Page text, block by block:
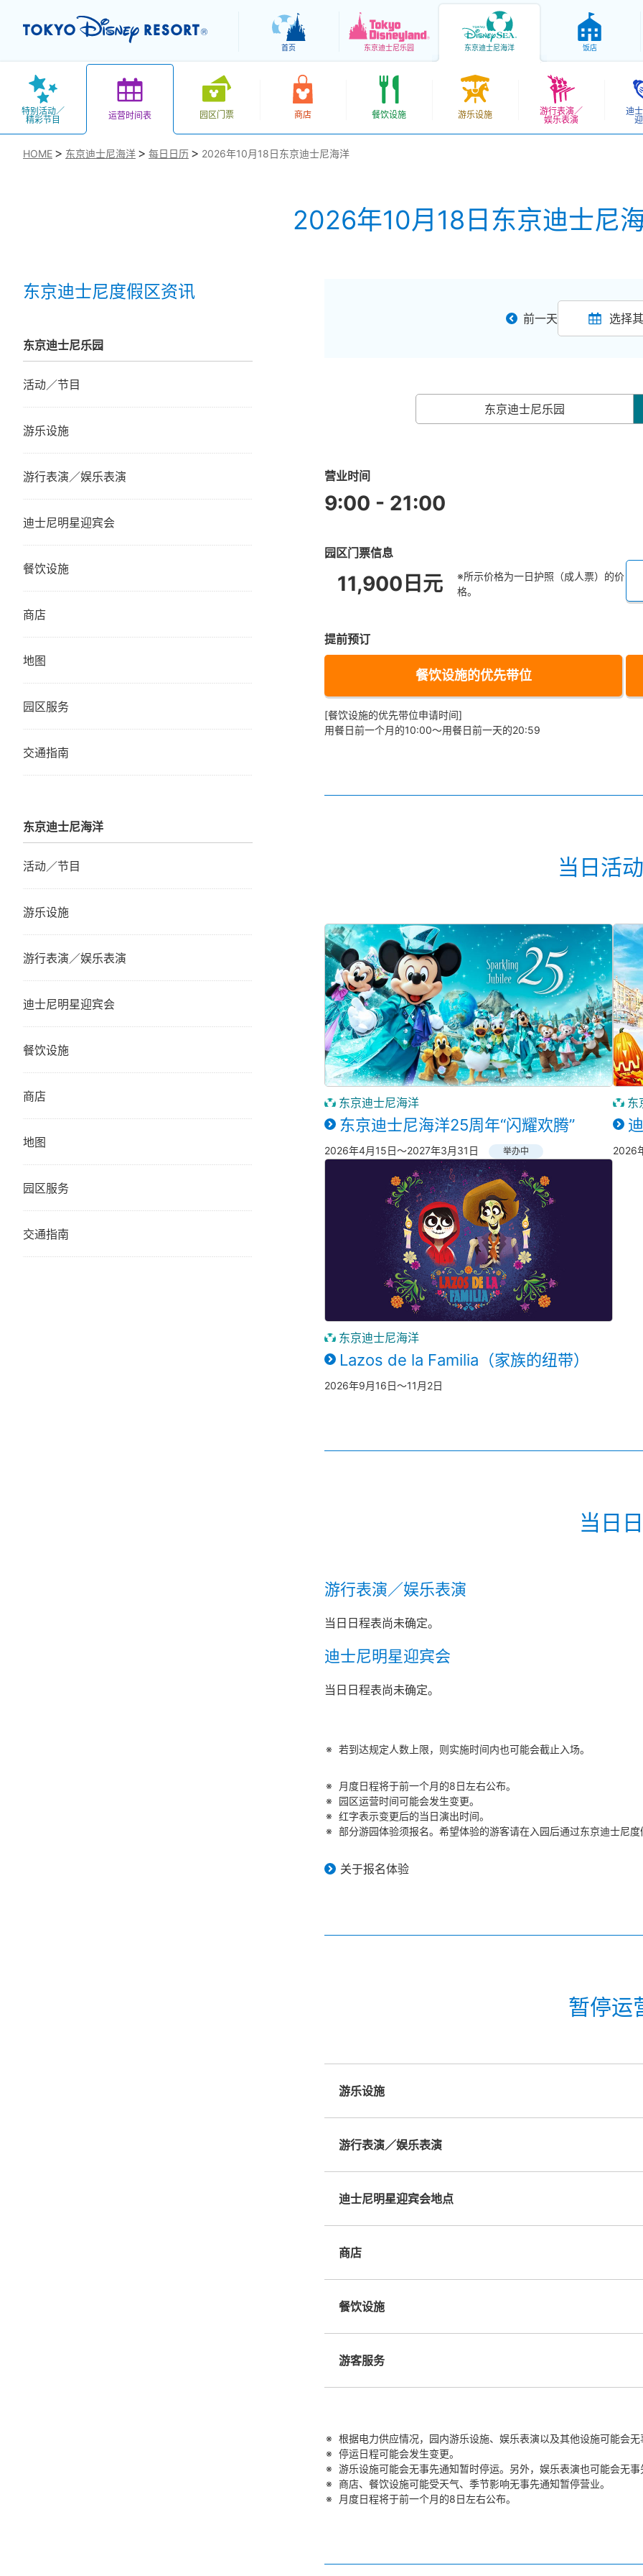
首页 东京迪士尼乐园 东京迪士尼海洋 饭店
特别活动／
精彩节目
运营时间表 园区门票 商店 餐饮设施 游乐设施
游行表演／
娱乐表演
迪
HOME 东京迪士尼海洋 每日日历 2026年10月18日东京迪士尼海洋
2026年10月18日东京迪士尼
前一天 选择
东京迪士尼乐园
营业时间
9:00 - 21:00
园区门票信息
11,900日元
※所示价格为一日护照（成人票）的价
格。
提前预订
餐饮设施的优先带位
[餐饮设施的优先带位申请时间]
用餐日前一个月的10:00～用餐日前一天的20:59
当日活
东京迪士尼海洋
东京迪士尼海洋25周年“闪耀欢腾”
2026年4月15日～2027年3月31日 举办中
东
2026
东京迪士尼海洋
Lazos de la Familia（家族的纽带）
2026年9月16日～11月2日
当日
游行表演／娱乐表演
当日日程表尚未确定。
迪士尼明星迎宾会
当日日程表尚未确定。
若到达规定人数上限，则实施时间内也可能会截止入场。
月度日程将于前一个月的8日左右公布。
园区运营时间可能会发生变更。
红字表示变更后的当日演出时间。
部分游园体验须报名。希望体验的游客请在入园后通过东京迪士尼
关于报名体验
暂停运
游乐设施
游行表演／娱乐表演
迪士尼明星迎宾会地点
商店
餐饮设施
游客服务
根据电力供应情况，园内游乐设施、娱乐表演以及其他设施可能会
停运日程可能会发生变更。
游乐设施可能会无事先通知暂时停运。另外，娱乐表演也可能会无
商店、餐饮设施可能受天气、季节影响无事先通知暂停营业。
月度日程将于前一个月的8日左右公布。
东京迪士尼度假区资讯
东京迪士尼乐园
活动／节目
游乐设施
游行表演／娱乐表演
迪士尼明星迎宾会
餐饮设施
商店
地图
园区服务
交通指南
东京迪士尼海洋
活动／节目
游乐设施
游行表演／娱乐表演
迪士尼明星迎宾会
餐饮设施
商店
地图
园区服务
交通指南